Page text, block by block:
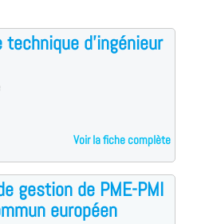
technique d'ingénieur
Voir la fiche complète
gestion de PME-PMI
européen